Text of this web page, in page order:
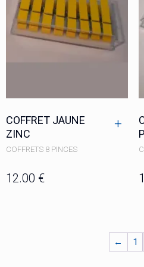
COFFRET JAUNE
ZINC
COFFRETS 8 PINCES
12.00 €
+
← 1